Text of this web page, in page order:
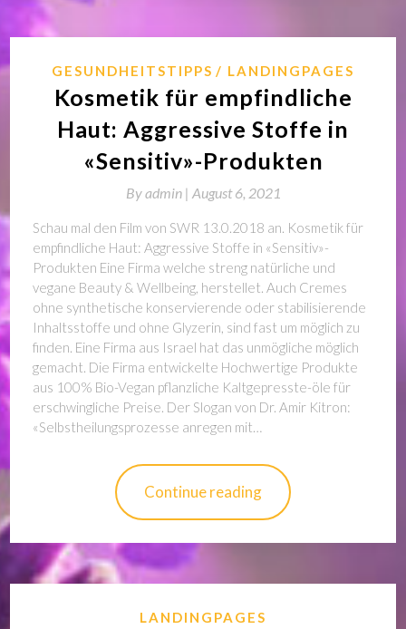
GESUNDHEITSTIPPS LANDINGPAGES
Kosmetik für empfindliche
Haut: Aggressive Stoffe in
«Sensitiv»-Produkten
Byadmin | August 6, 2021
Schau mal den Film von SWR 13.0.2018 an. Kosmetik für
empfindliche Haut: Aggressive Stoffe in «Sensitiv»-
Produkten Eine Firma welche streng natürliche und
vegane Beauty & Wellbeing, herstellet. Auch Cremes
ohne synthetische konservierende oder stabilisierende
Inhaltsstoffe und ohne Glyzerin, sind fast um möglich zu
finden. Eine Firma aus Israel hat das unmögliche möglich
gemacht. Die Firma entwickelte Hochwertige Produkte
aus 100% Bio-Vegan pflanzliche Kaltgepresste-öle für
erschwingliche Preise. Der Slogan von Dr. Amir Kitron:
«Selbstheilungsprozesse anregen mit…
Continue reading
LANDINGPAGES